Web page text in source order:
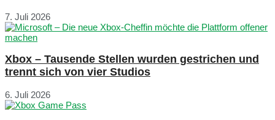
7. Juli 2026
Xbox – Tausende Stellen wurden gestrichen und
trennt sich von vier Studios
6. Juli 2026